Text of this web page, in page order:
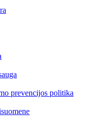
prevencijos politika